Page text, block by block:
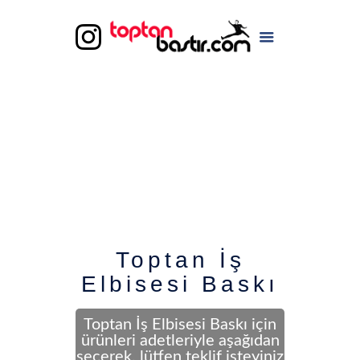
Toptan İş
Elbisesi Baskı
Toptan İş Elbisesi Baskı için
ürünleri adetleriyle aşağıdan
seçerek, lütfen teklif isteyiniz